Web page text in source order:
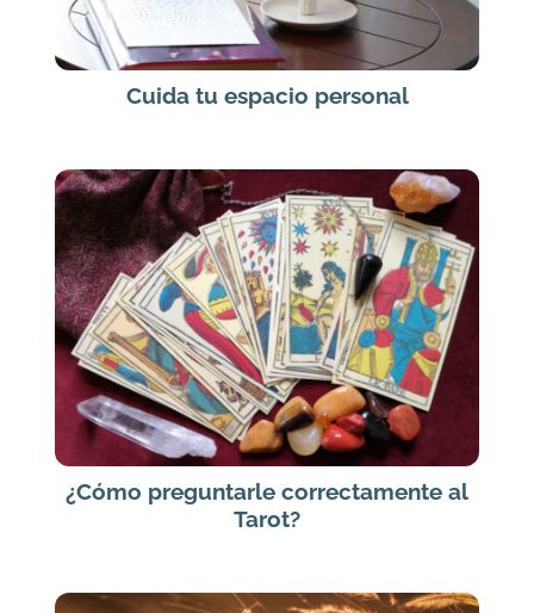
Cuida tu espacio personal
¿Cómo preguntarle correctamente al
Tarot?